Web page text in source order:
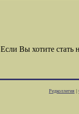
Если Вы хотите
Редколлегия |